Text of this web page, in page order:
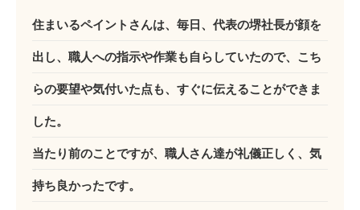
住まいるペイントさんは、毎日、代表の堺社長が顔を
出し、職人への指示や作業も自らしていたので、こち
らの要望や気付いた点も、すぐに伝えることができま
した。
当たり前のことですが、職人さん達が礼儀正しく、気
持ち良かったです。